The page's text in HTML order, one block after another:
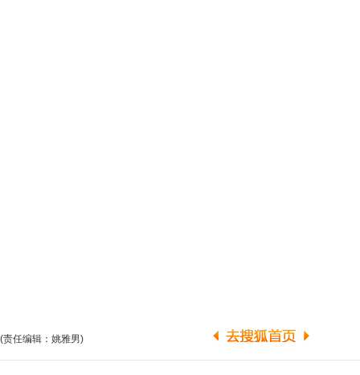
(责任编辑：姚雅男)